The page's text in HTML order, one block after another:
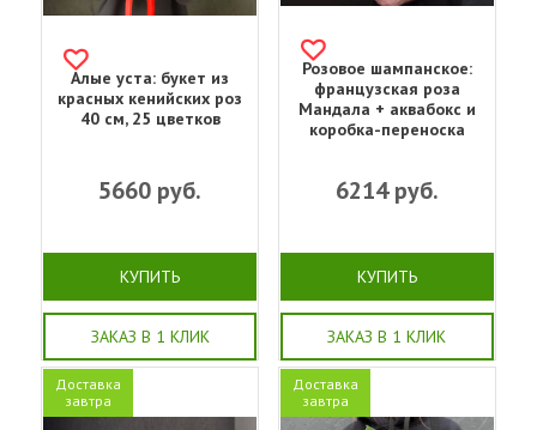
Алые уста: букет из
красных кенийских роз
40 см, 25 цветков
5660 руб.
КУПИТЬ
ЗАКАЗ В 1 КЛИК
Розовое шампанское:
французская роза
Мандала + аквабокс и
коробка-переноска
6214руб.
КУПИТЬ
ЗАКАЗ В 1 КЛИК
Доставка
завтра
Доставка
завтра